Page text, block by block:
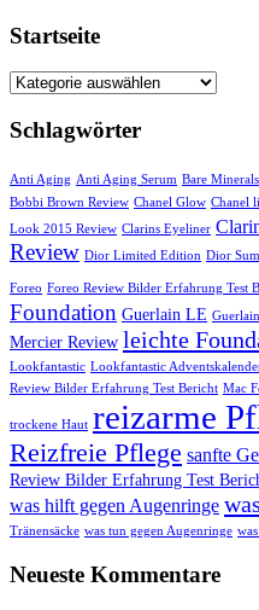
Startseite
Startseite
Schlagwörter
Anti Aging Anti Aging Serum Bare
Bobbi Brown Review Chanel Glow Chanel
Look 2015 Review Clarins Eyeliner
Review Dior Limited Edition Dior
Foreo Foreo Review Bilder Erfahrung Test
Foundation Guerlain LE
Mercier Review leichte
Lookfantastic Lookfantastic
Review Bilder Erfahrung Test Bericht Mac
trockene Haut reizarme
Reizfreie Pflege sanfte
Review Bilder Erfahrung Test
was hilft gegen Augenringe
Tränensäcke was tun gegen Augenringe
Neueste Kommentare